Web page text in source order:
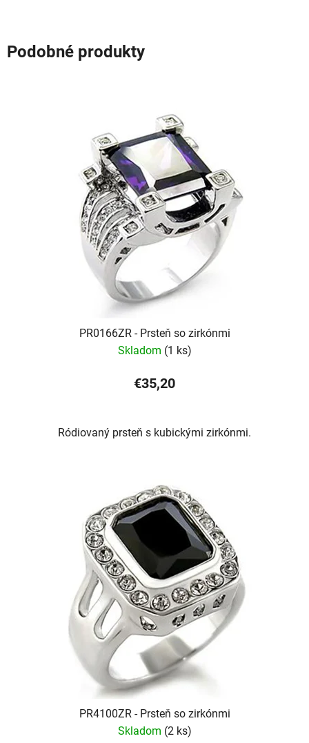
Podobné produkty
PR0166ZR - Prsteň so zirkónmi
Skladom (1 ks)
€35,20
Ródiovaný prsteň s kubickými zirkónmi.
PR4100ZR - Prsteň so zirkónmi
Skladom (2 ks)